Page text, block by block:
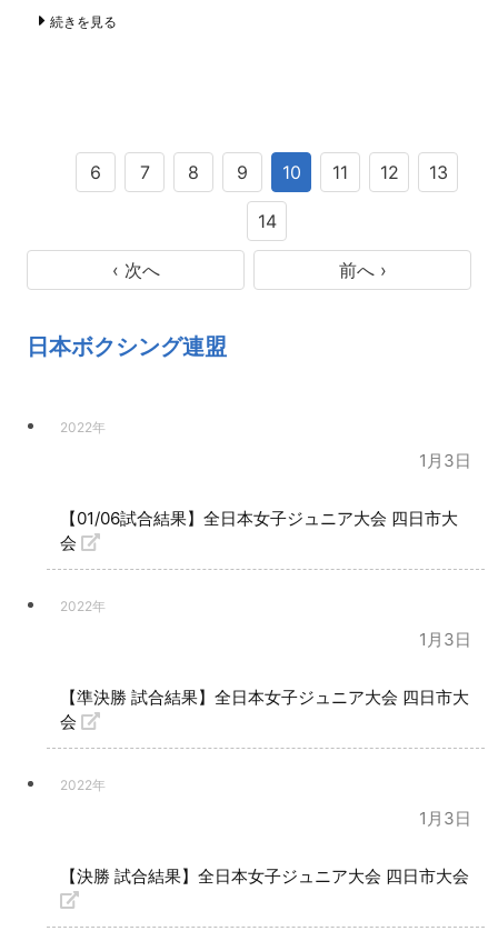
続きを見る
‹ 次へ 前へ ›
6 7 8 9 10 11 12 13
14
日本ボクシング連盟
2022年
1月3日
【01/06試合結果】全日本女子ジュニア大会 四日市大
会
2022年
1月3日
【準決勝 試合結果】全日本女子ジュニア大会 四日市大
会
2022年
1月3日
【決勝 試合結果】全日本女子ジュニア大会 四日市大会